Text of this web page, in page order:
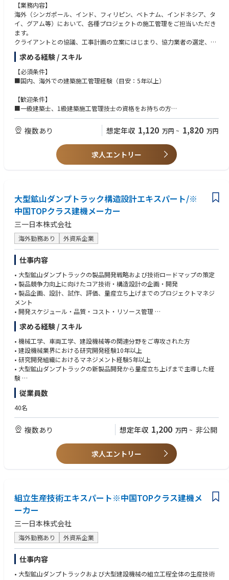
【業務内容】
海外（シンガポール、インド、フィリピン、ベトナム、インドネシア、タ
イ、グアム等）において、各種プロジェクトの施工管理をご担当いただき
ます。
クライアントとの協議、工事計画の立案にはじまり、協力業者の選定、品
質管理、原価管理、安全管理、工程管理等トータルで担っていただきま
す。
※同社が手掛ける物件には、日系/非日系の世界的グローバル企業の、マ
ンション、工場、庁舎、倉庫などの案件が多数あります。
■業務内容：
・クライアント、施工業者とのネゴ/打合せ
・施工図面作成、チェック、修正
・資材、職人の手配
・現場管理全般（工程管理、安全管理、品質管理、原価管理）
・ローカル施工管理者の指導 など
★駐在の詳細については面接内で詳細お話頂きます。海外でチャレンジ・
求める経験 / スキル
【必須条件】
■国内、海外での建築施工管理経験（目安：5年以上）
【歓迎条件】
■一級建築士、1級建築施工管理技士の資格をお持ちの方
■海外建築施工管理の実務経験
複数あり 想定年収 1,120 万円 ~ 1,820 万円
求人エントリー
大型鉱山ダンプトラック構造設計エキスパート/※
中国TOPクラス建機メーカー
三一日本株式会社
海外勤務あり 外資系企業
仕事内容
• 大型鉱山ダンプトラックの製品開発戦略および技術ロードマップの策定
• 製品競争力向上に向けたコア技術・構造設計の企画・開発
• 製品企画、設計、試作、評価、量産立ち上げまでのプロジェクトマネジ
メント
• 開発スケジュール・品質・コスト・リソース管理
• 研究開発チームのマネジメント、人材育成および技術指導
• 自動運転・IoT・軽量化技術など次世代技術の調査・研究
• 製品開発および量産化における技術課題の解決
• 大学・研究機関との共同研究、技術提携および知的財産管理
求める経験 / スキル
• 機械工学、車両工学、建設機械等の関連分野をご専攻された方
• 建設機械業界における研究開発経験10年以上
• 研究開発組織におけるマネジメント経験5年以上
• 大型鉱山ダンプトラックの新製品開発から量産立ち上げまで主導した経
験
• 構造設計、油圧システム、パワートレイン等に関する専門知識
• プロジェクトマネジメント経験
【歓迎条件】
• 新製品開発または新技術開発のリーダー経験
• 特許出願・知的財産管理の経験
• 技術戦略立案の経験
従業員数
40名
複数あり 想定年収 1,200 万円 ~ 非公開
求人エントリー
組立生産技術エキスパート※中国TOPクラス建機メ
ーカー
三一日本株式会社
海外勤務あり 外資系企業
仕事内容
• 大型鉱山ダンプトラックおよび大型建設機械の組立工程全体の生産技術